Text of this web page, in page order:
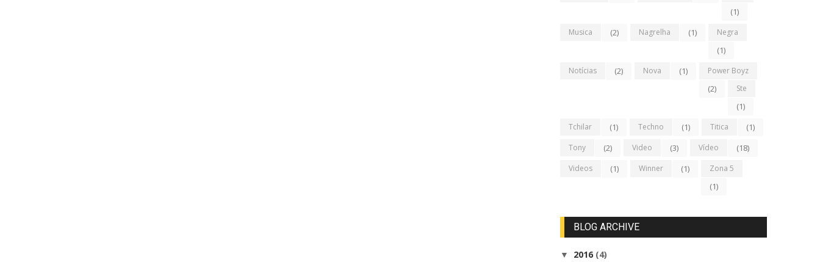
(1)
Musica (2) Nagrelha (1) Negra
(1)
Notícias (2) Nova (1) Power Boyz
(2) Ste
(1)
Tchilar (1) Techno (1) Titica (1)
Tony (2) Video (3) Vídeo (18)
Videos (1) Winner (1) Zona 5
(1)
BLOG ARCHIVE
▼ 2016 (4)